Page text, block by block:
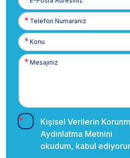
Posta
Telefon
Numaranız
Kişisel Verilerin
Aydınlatma Metnini
okudum, kabul